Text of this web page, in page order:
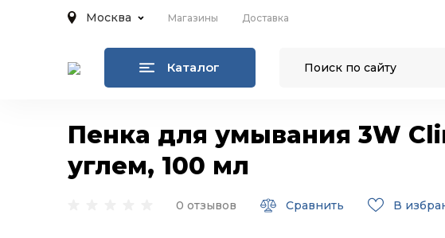
Москва Магазины Доставка
Каталог
Пенка для умывания 3W
углем, 100 мл
0 отзывов Сравнить В